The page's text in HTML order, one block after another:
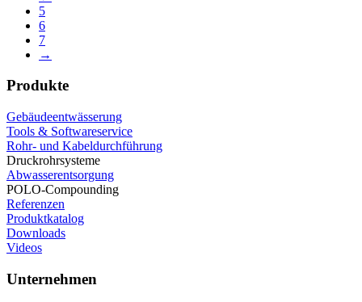
5
6
7
→
Produkte
Gebäudeentwässerung
Tools & Softwareservice
Rohr- und Kabeldurchführung
Druckrohrsysteme
Abwasserentsorgung
POLO-Compounding
Referenzen
Produktkatalog
Downloads
Videos
Unternehmen